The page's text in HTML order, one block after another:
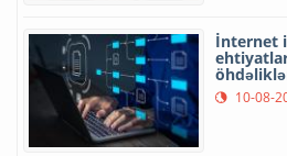
İnternet
10-08-